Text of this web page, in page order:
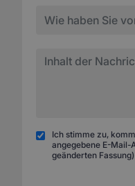
Ich stimme zu,
angegebene E-Mail-
geänderten